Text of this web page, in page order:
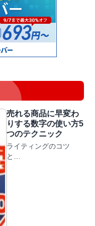
売れる商品に早変わ
りする数字の使い方5
つのテクニック
ライティングのコツ
と…